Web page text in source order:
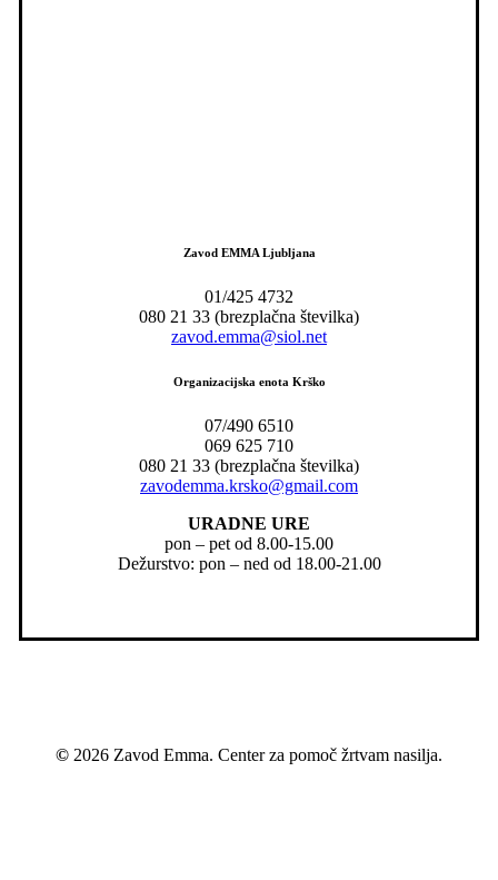
Zavod EMMA Ljubljana
01/425 4732
080 21 33 (brezplačna številka)
zavod.emma@siol.net
Organizacijska enota Krško
07/490 6510
069 625 710
080 21 33 (brezplačna številka)
zavodemma.krsko@gmail.com
URADNE URE
pon – pet od 8.00-15.00
Dežurstvo: pon – ned od 18.00-21.00
© 2026 Zavod Emma. Center za pomoč žrtvam nasilja.